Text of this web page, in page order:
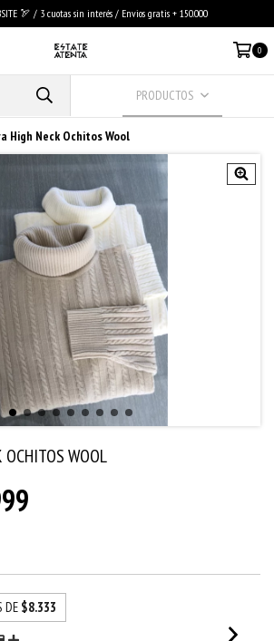
🏹 / 3 cuotas sin interés / Envios gratis + 150.000
0
PRODUCTOS
High Neck Ochitos Wool
OCHITOS WOOL
DE $8.333